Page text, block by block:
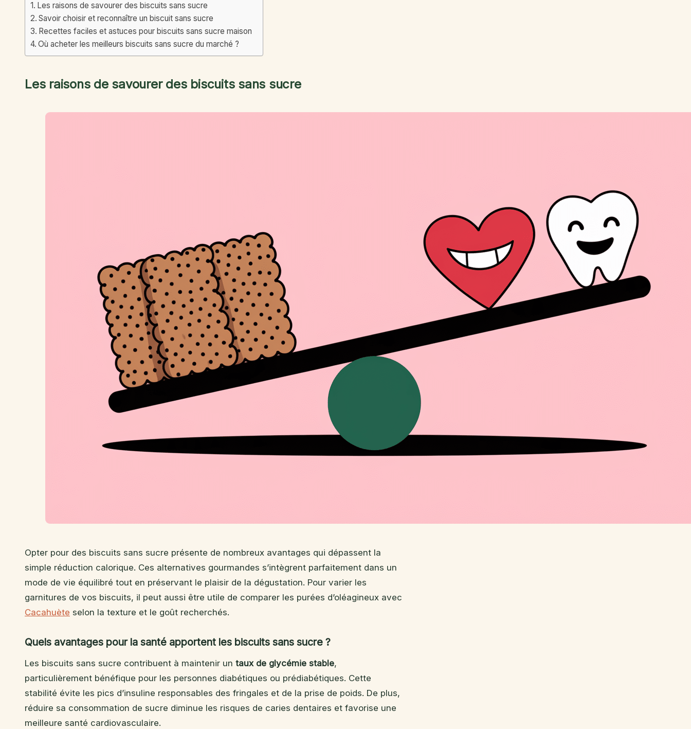
Les raisons de savourer des biscuits sans sucre
Savoir choisir et reconnaître un biscuit sans sucre
Recettes faciles et astuces pour biscuits sans sucre maison
Où acheter les meilleurs biscuits sans sucre du marché ?
Les raisons de savourer des biscuits sans sucre
Opter pour des biscuits sans sucre présente de nombreux avantages qui dépassent la
simple réduction calorique. Ces alternatives gourmandes s’intègrent parfaitement dans un
mode de vie équilibré tout en préservant le plaisir de la dégustation. Pour varier les
garnitures de vos biscuits, il peut aussi être utile de comparer les purées d’oléagineux avec
Cacahuète selon la texture et le goût recherchés.
Quels avantages pour la santé apportent les biscuits sans sucre ?
Les biscuits sans sucre contribuent à maintenir un taux de glycémie stable,
particulièrement bénéfique pour les personnes diabétiques ou prédiabétiques. Cette
stabilité évite les pics d’insuline responsables des fringales et de la prise de poids. De plus,
réduire sa consommation de sucre diminue les risques de caries dentaires et favorise une
meilleure santé cardiovasculaire.